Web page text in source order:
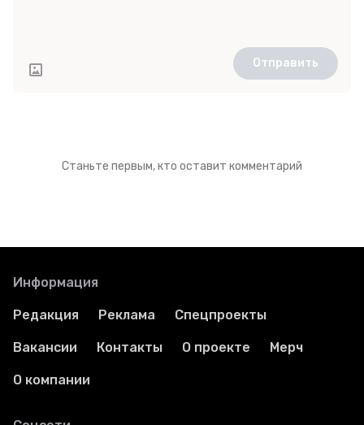
Отправить
Станьте первым, кто оставит комментарий
Информация
Редакция Реклама Спецпроекты
Вакансии Контакты О проекте Мерч
О компании